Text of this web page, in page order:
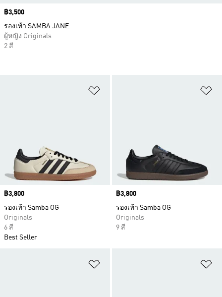
Price
฿3,800
รองเท้า Samba OG
Originals
6 สี
Best Seller
Price
฿3,800
รองเท้า Samba OG
Originals
9 สี
Price
฿3,500
รองเท้า SAMBA JANE
ผู้หญิง Originals
2 สี